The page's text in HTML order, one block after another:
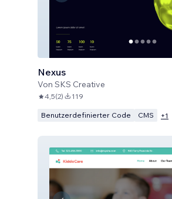
Nexus
Von SKS Creative
4,5(2) 119
Benutzerdefinierter Code CMS +1